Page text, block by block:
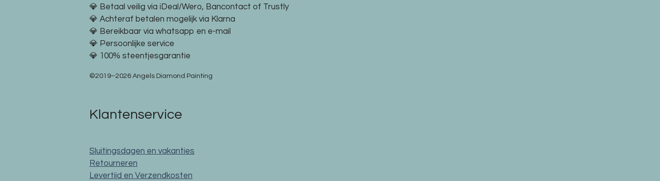
💎 Betaal veilig via iDeal/Wero, Bancontact of Trustly
💎 Achteraf betalen mogelijk via Klarna
💎 Bereikbaar via whatsapp en e-mail
💎 Persoonlijke service
💎 100% steentjesgarantie
©2019–2026 Angels Diamond Painting
Klantenservice
Sluitingsdagen en vakanties
Retourneren
Levertijd en Verzendkosten